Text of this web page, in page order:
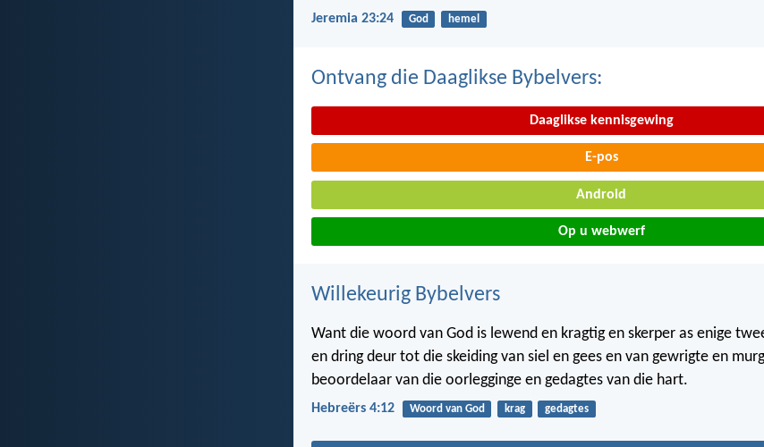
Jeremia 23:24 God hemel
Ontvang die Daaglikse Bybelvers:
Daaglikse kennisgewing
E-pos
Android
Op u webwerf
Willekeurig Bybelvers
Want die woord van God is lewend en kragtig en skerper as enige
en dring deur tot die skeiding van siel en gees en van gewrigte en
beoordelaar van die oorlegginge en gedagtes van die hart.
Hebreërs 4:12 Woord van God krag gedagtes